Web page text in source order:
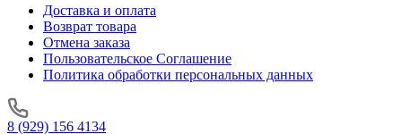
Доставка и оплата
Возврат товара
Отмена заказа
Пользовательское Соглашение
Политика обработки персональных данных
8 (929) 156 4134